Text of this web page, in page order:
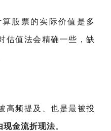
股票的实际价值是多
估值法会精确一些，缺
高频提及、也是最被投
现金流折现法。